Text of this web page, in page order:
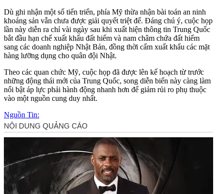
Dù ghi nhận một số tiến triển, phía Mỹ thừa nhận bài toán an ninh
khoáng sản vẫn chưa được giải quyết triệt để. Đáng chú ý, cuộc họp
lần này diễn ra chỉ vài ngày sau khi xuất hiện thông tin Trung Quốc
bắt đầu hạn chế xuất khẩu đất hiếm và nam châm chứa đất hiếm
sang các doanh nghiệp Nhật Bản, đồng thời cấm xuất khẩu các mặt
hàng lưỡng dụng cho quân đội Nhật.
Theo các quan chức Mỹ, cuộc họp đã được lên kế hoạch từ trước
những động thái mới của Trung Quốc, song diễn biến này càng làm
nổi bật áp lực phải hành động nhanh hơn để giảm rủi ro phụ thuộc
vào một nguồn cung duy nhất.
Nguồn Tin: